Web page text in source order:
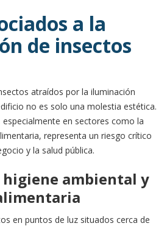
a la
de insectos
atraídos por la iluminación
no es solo una molestia estética.
en sectores como la
representa un riesgo crítico
y la salud pública.
higiene ambiental y
en puntos de luz situados cerca de